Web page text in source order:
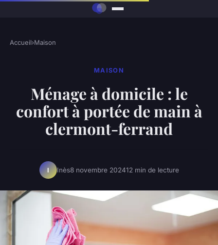
Accueil›Maison
MAISON
Ménage à domicile : le
confort à portée de main à
clermont-ferrand
I Inès8 novembre 202412 min de lecture